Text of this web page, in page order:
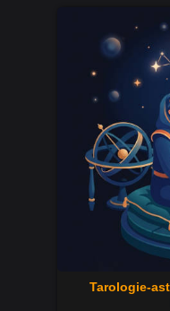
Tarologie-